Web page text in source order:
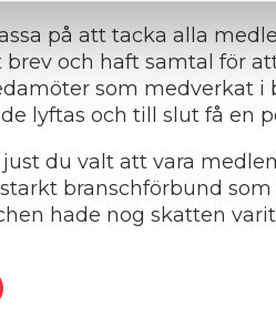
på att tacka alla
och haft samtal för
som medverkat
lyftas och till slut få en
du valt att vara
branschförbund
hade nog skatten